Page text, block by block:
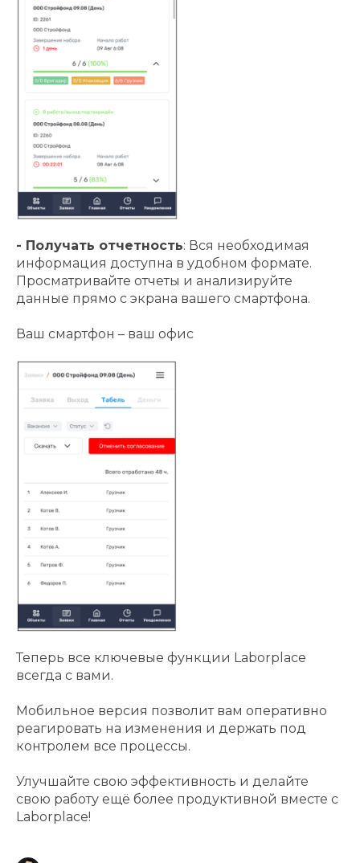
- Получать отчетность: Вся необходимая
информация доступна в удобном формате.
Просматривайте отчеты и анализируйте
данные прямо с экрана вашего смартфона.
Ваш смартфон – ваш офис
Теперь все ключевые функции Laborplace
всегда с вами.
Мобильное версия позволит вам оперативно
реагировать на изменения и держать под
контролем все процессы.
Улучшайте свою эффективность и делайте
свою работу ещё более продуктивной вместе с
Laborplace!